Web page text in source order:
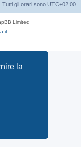
la
Tutti gli orari sono UTC+02:00
Limited